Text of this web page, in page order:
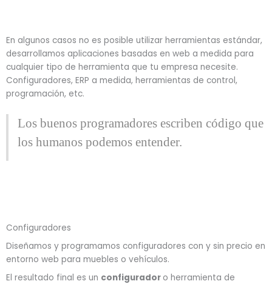
En algunos casos no es posible utilizar herramientas estándar,
desarrollamos aplicaciones basadas en web a medida para
cualquier tipo de herramienta que tu empresa necesite.
Configuradores, ERP a medida, herramientas de control,
programación, etc.
Los buenos programadores escriben código que
los humanos podemos entender.
Configuradores
Diseñamos y programamos configuradores con y sin precio en
entorno web para muebles o vehículos.
El resultado final es un configurador o herramienta de